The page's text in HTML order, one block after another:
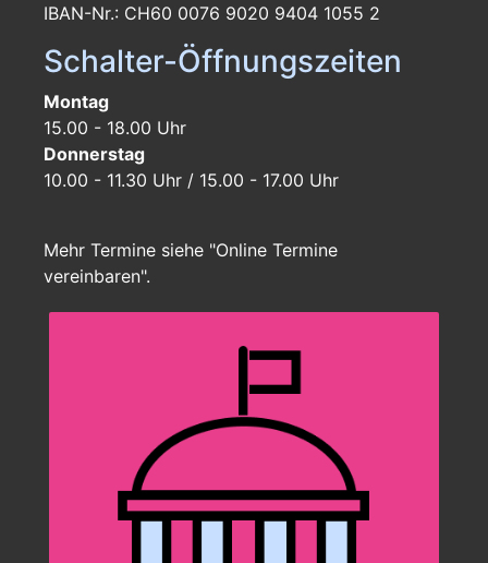
IBAN-Nr.: CH60 0076 9020 9404 1055 2
Schalter-Öffnungszeiten
Montag
15.00 - 18.00 Uhr
Donnerstag
10.00 - 11.30 Uhr / 15.00 - 17.00 Uhr
Mehr Termine siehe "Online Termine
vereinbaren".